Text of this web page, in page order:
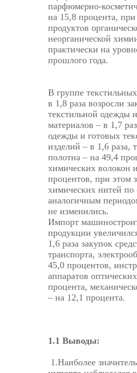
парфюмерно-
на 15,8 процента,
продуктов
неорганической
практически на
прошлого года.
В группе
в 1,8 раза возросли
текстильной одежды
материалов – в 1,7
одежды и готовых
изделий – в 1,6 раза,
полотна – на 49,4
химических волокон
процентов, при этом
химических нитей по
аналогичным
не изменились.
Импорт
продукции
1,6 раза закупок
транспорта,
45,0 процентов,
аппаратов
процента,
– на 12,1 процента.
1.1 Выводы:
1.Наиболее